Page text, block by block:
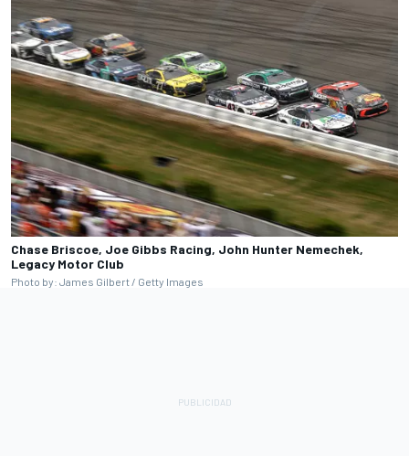
Chase Briscoe, Joe Gibbs Racing, John Hunter Nemechek,
Legacy Motor Club
Photo by: James Gilbert / Getty Images